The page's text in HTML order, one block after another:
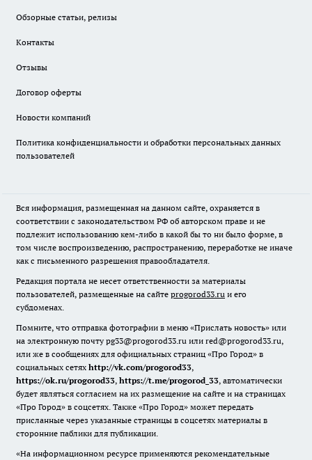
Обзорные статьи, релизы
Контакты
Отзывы
Договор оферты
Новости компаний
Политика конфиденциальности и обработки персональных данных
пользователей
Вся информация, размещенная на данном сайте, охраняется в
соответствии с законодательством РФ об авторском праве и не
подлежит использованию кем-либо в какой бы то ни было форме, в
том числе воспроизведению, распространению, переработке не иначе
как с письменного разрешения правообладателя.
Редакция портала не несет ответственности за материалы
пользователей, размещенные на сайте progorod33.ru и его
субдоменах.
Помните, что отправка фотографии в меню «Прислать новость» или
на электронную почту pg33@progorod33.ru или red@progorod33.ru,
или же в сообщениях для официальных страниц «Про Город» в
социальных сетях http://vk.com/progorod33,
https://ok.ru/progorod33, https://t.me/progorod_33, автоматически
будет являться согласием на их размещение на сайте и на страницах
«Про Город» в соцсетях. Также «Про Город» может передать
присланные через указанные страницы в соцсетях материалы в
сторонние паблики для публикации.
«На информационном ресурсе применяются рекомендательные